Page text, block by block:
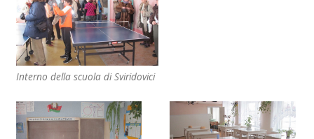
Interno della scuola di Sviridovici